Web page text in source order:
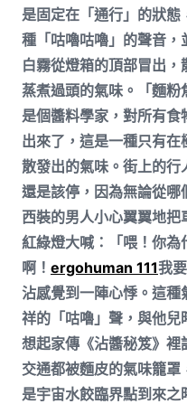
是固定在「通行」的狀
種「咕嚕咕嚕」的聲音
白霧從燈箱的頂部冒出
蒸煮過頭的氣味。「麵
是個醬料學家，對所有
出來了，這是一種只有
散發出的氣味。街上的
還是該停，因為無論從
西裝的男人小心翼翼地
紅綠燈大喊：「喂！你
啊！ ergohuman 111我
沾感覺到一陣心悸。這種
祥的「咕嚕」聲，與他
想起家傳《沾醬秘笈》
交通都被麵皮的氣味籠
是宇宙水餃臨界點到來